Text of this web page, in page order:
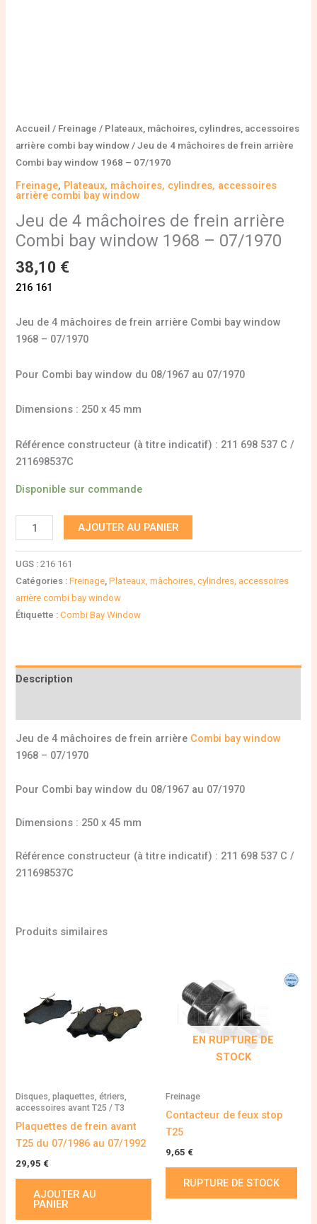
Accueil / Freinage / Plateaux, mâchoires, cylindres, accessoires
arrière combi bay window / Jeu de 4 mâchoires de frein arrière
Combi bay window 1968 – 07/1970
Freinage, Plateaux, mâchoires, cylindres, accessoires
arrière combi bay window
Jeu de 4 mâchoires de frein arrière
Combi bay window 1968 – 07/1970
38,10 €
216 161
Jeu de 4 mâchoires de frein arrière Combi bay window
1968 – 07/1970
Pour Combi bay window du 08/1967 au 07/1970
Dimensions : 250 x 45 mm
Référence constructeur (à titre indicatif) : 211 698 537 C /
211698537C
Disponible sur commande
AJOUTER AU PANIER
UGS :216 161
Catégories :Freinage,Plateaux, mâchoires, cylindres, accessoires
arrière combi bay window
Étiquette :Combi Bay Window
Description
Jeu de 4 mâchoires de frein arrière Combi bay window
1968 – 07/1970
Pour Combi bay window du 08/1967 au 07/1970
Dimensions : 250 x 45 mm
Référence constructeur (à titre indicatif) : 211 698 537 C /
211698537C
Produits similaires
Disques, plaquettes, étriers,
accessoires avant T25 / T3
Plaquettes de frein avant
T25 du 07/1986 au 07/1992
29,95 €
AJOUTER AU
PANIER
EN RUPTURE DE
STOCK
Freinage
Contacteur de feux stop
T25
9,65 €
RUPTURE DE STOCK